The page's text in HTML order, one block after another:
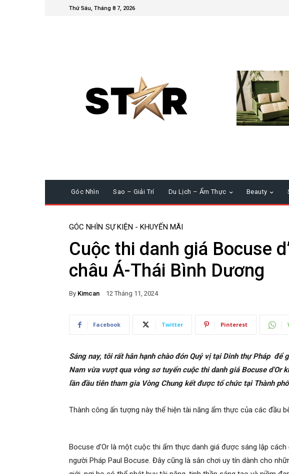
Thứ Sáu, Tháng 8 7, 2026
Góc Nhìn Sao – Giải Trí Du Lịch – Ẩm Thực Beauty
GÓC NHÌN SỰ KIỆN - KHUYẾN MÃI
Cuộc thi danh giá Bocuse
châu Á-Thái Bình Dương
By Kimcan 12 Tháng 11, 2024
Facebook Twitter Pinterest
Sáng nay, tôi rất hân hạnh chào đón Quý vị tại Dinh thự Pháp để
Nam vừa vượt qua vòng sơ tuyển cuộc thi danh giá Bocuse d’Or
lần đầu tiên tham gia Vòng Chung kết được tổ chức tại Thành
Thành công ấn tượng này thể hiện tài năng ẩm thực của các đầu
Bocuse d’Or là một cuộc thi ẩm thực danh giá được sáng lập
người Pháp Paul Bocuse. Đây cũng là sân chơi uy tín dành cho